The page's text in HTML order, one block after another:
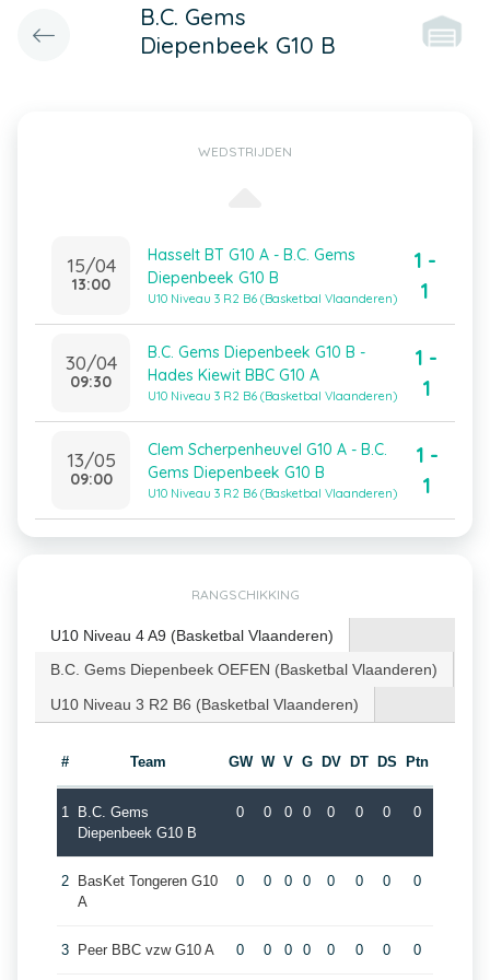
B.C. Gems
Diepenbeek G10 B
WEDSTRIJDEN
15/04
13:00
Hasselt BT G10 A - B.C. Gems
Diepenbeek G10 B
U10 Niveau 3 R2 B6 (Basketbal Vlaanderen)
1 -
1
30/04
09:30
B.C. Gems Diepenbeek G10 B -
Hades Kiewit BBC G10 A
U10 Niveau 3 R2 B6 (Basketbal Vlaanderen)
1 -
1
13/05
09:00
Clem Scherpenheuvel G10 A - B.C.
Gems Diepenbeek G10 B
U10 Niveau 3 R2 B6 (Basketbal Vlaanderen)
1 -
1
RANGSCHIKKING
U10 Niveau 4 A9 (Basketbal Vlaanderen)
B.C. Gems Diepenbeek OEFEN (Basketbal Vlaanderen)
U10 Niveau 3 R2 B6 (Basketbal Vlaanderen)
# Team GW W V G DV DT DS Ptn
1
B.C. Gems
Diepenbeek G10 B
0 0 0 0 0 0 0 0
2
BasKet Tongeren G10
A
0 0 0 0 0 0 0 0
3 Peer BBC vzw G10 A 0 0 0 0 0 0 0 0